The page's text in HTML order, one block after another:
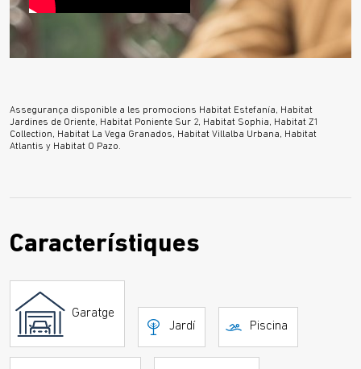
Assegurança disponible a les promocions Habitat Estefanía, Habitat
Jardines de Oriente, Habitat Poniente Sur 2, Habitat Sophia, Habitat Z1
Collection, Habitat La Vega Granados, Habitat Villalba Urbana, Habitat
Atlantis y Habitat O Pazo.
Característiques
Garatge
Jardí
Piscina